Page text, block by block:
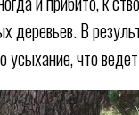
В
что